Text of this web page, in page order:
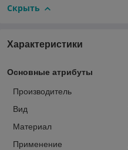
Скрыть
Характеристики
Основные атрибуты
Производитель
Вид
Материал
Применение